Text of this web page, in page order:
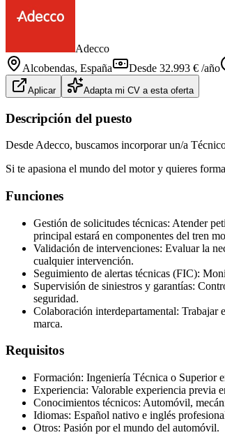
Adecco
Alcobendas, España Desde 32.993 € /año
Aplicar Adapta mi CV a esta oferta
Descripción del puesto
Desde Adecco, buscamos incorporar un/a
Si te apasiona el mundo del motor y quieres
Funciones
Gestión de solicitudes técnicas: Atender
principal estará en componentes del tren
Validación de intervenciones: Evaluar la
cualquier intervención.
Seguimiento de alertas técnicas (FIC):
Supervisión de siniestros y garantías:
seguridad.
Colaboración interdepartamental: Trabajar
marca.
Requisitos
Formación: Ingeniería Técnica o Superior
Experiencia: Valorable experiencia previa
Conocimientos técnicos: Automóvil,
Idiomas: Español nativo e inglés
Otros: Pasión por el mundo del automóvil.